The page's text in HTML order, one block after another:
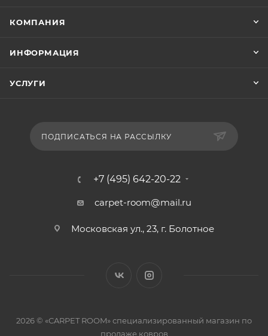
КОМПАНИЯ
ИНФОРМАЦИЯ
УСЛУГИ
ПОДПИСАТЬСЯ НА РАССЫЛКУ
+7 (495) 642-20-22
carpet-room@mail.ru
Московская ул., 23, г. Болотное
2026 © «CARPET ROOM» специализированный магазин по
продаже ковров